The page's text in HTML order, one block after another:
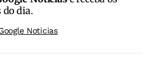
do dia.
Noticias